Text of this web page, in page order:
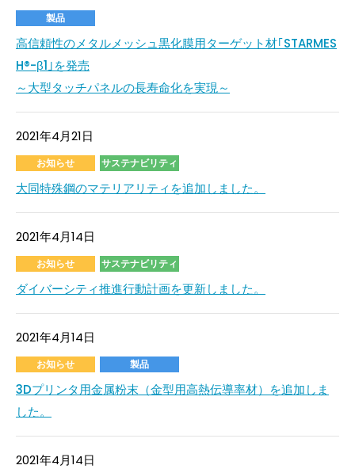
製品
高信頼性のメタルメッシュ黒化膜用ターゲット材｢STARMES
H®-β1｣を発売
～大型タッチパネルの長寿命化を実現～
2021年4月21日
お知らせ サステナビリティ
大同特殊鋼のマテリアリティを追加しました。
2021年4月14日
お知らせ サステナビリティ
ダイバーシティ推進行動計画を更新しました。
2021年4月14日
お知らせ 製品
3Dプリンタ用金属粉末（金型用高熱伝導率材）を追加しま
した。
2021年4月14日